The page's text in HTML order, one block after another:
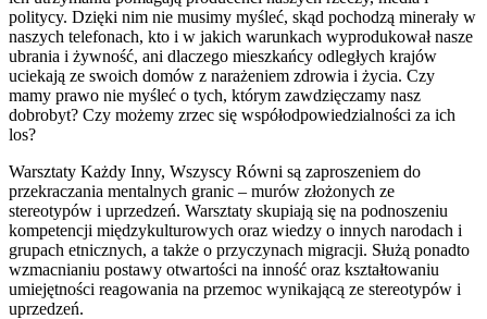
politycy. Dzięki nim nie musimy myśleć, skąd pochodzą minerały w
naszych telefonach, kto i w jakich warunkach wyprodukował nasze
ubrania i żywność, ani dlaczego mieszkańcy odległych krajów
uciekają ze swoich domów z narażeniem zdrowia i życia. Czy
mamy prawo nie myśleć o tych, którym zawdzięczamy nasz
dobrobyt? Czy możemy zrzec się współodpowiedzialności za ich
los?
Warsztaty Każdy Inny, Wszyscy Równi są zaproszeniem do
przekraczania mentalnych granic – murów złożonych ze
stereotypów i uprzedzeń. Warsztaty skupiają się na podnoszeniu
kompetencji międzykulturowych oraz wiedzy o innych narodach i
grupach etnicznych, a także o przyczynach migracji. Służą ponadto
wzmacnianiu postawy otwartości na inność oraz kształtowaniu
umiejętności reagowania na przemoc wynikającą ze stereotypów i
uprzedzeń.